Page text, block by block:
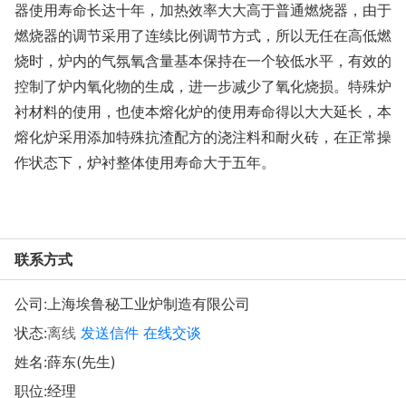
器使用寿命长达十年，加热效率大大高于普通燃烧器，由于
燃烧器的调节采用了连续比例调节方式，所以无任在高低燃
烧时，炉内的气氛氧含量基本保持在一个较低水平，有效的
控制了炉内氧化物的生成，进一步减少了氧化烧损。特殊炉
衬材料的使用，也使本熔化炉的使用寿命得以大大延长，本
熔化炉采用添加特殊抗渣配方的浇注料和耐火砖，在正常操
作状态下，炉衬整体使用寿命大于五年。
联系方式
公司:上海埃鲁秘工业炉制造有限公司
状态:离线 发送信件 在线交谈
姓名:薛东(先生)
职位:经理